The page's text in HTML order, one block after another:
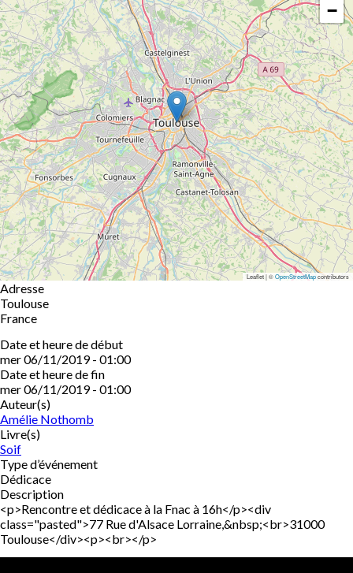
−
Leaflet | ©OpenStreetMapcontributors
Adresse
Toulouse
France
Date et heure de début
mer 06/11/2019 - 01:00
Date et heure de fin
mer 06/11/2019 - 01:00
Auteur(s)
Amélie Nothomb
Livre(s)
Soif
Type d’événement
Dédicace
Description
<p>Rencontre et dédicace à la Fnac à 16h</p><div
class="pasted">77 Rue d'Alsace Lorraine,&nbsp;<br>31000
Toulouse</div><p><br></p>